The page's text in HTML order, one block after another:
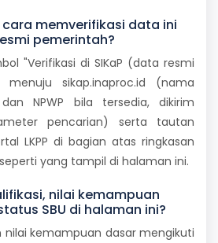
memverifikasi data ini
pemerintah?
"Verifikasi di SIKaP (data resmi
menuju sikap.inaproc.id (nama
NPWP bila tersedia, dikirim
pencarian) serta tautan
LKPP di bagian atas ringkasan
yang tampil di halaman ini.
nilai kemampuan
SBU di halaman ini?
nilai kemampuan dasar mengikuti